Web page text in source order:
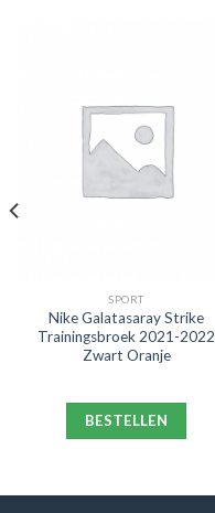
SPORT
Nike Galatasaray Strike
Trainingsbroek 2021-2022
Zwart Oranje
BESTELLEN